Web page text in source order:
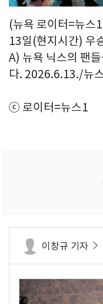
(뉴욕 로이터=뉴스
13일(현지시간) 우
A) 뉴욕 닉스의 팬
다. 2026.6.13./뉴
ⓒ 로이터=뉴스1
이창규 기자